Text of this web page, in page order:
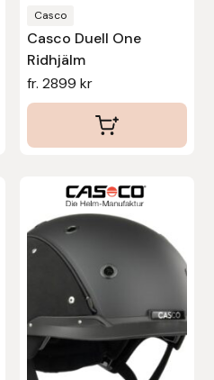
Casco
Casco Duell One
Ridhjälm
fr. 2899 kr
produktsidan
här
produkten
varianter.
De
olika